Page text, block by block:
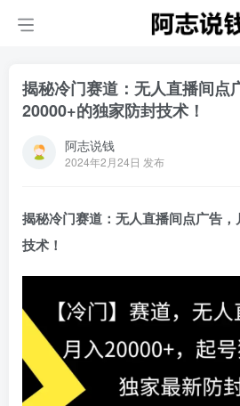
揭秘冷门赛道：无人直播间点
20000+的独家防封技术！
阿志说钱
2024年2月24日 发布
揭秘冷门赛道：无人直播间点广告
技术！